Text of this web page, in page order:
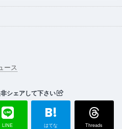
ース
シェアして下さい
LINE
B!
はてな Threads